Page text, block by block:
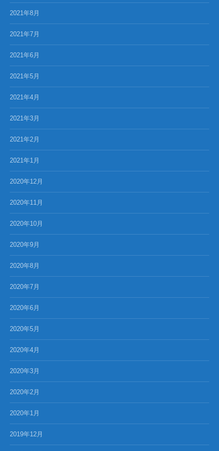
2021年8月
2021年7月
2021年6月
2021年5月
2021年4月
2021年3月
2021年2月
2021年1月
2020年12月
2020年11月
2020年10月
2020年9月
2020年8月
2020年7月
2020年6月
2020年5月
2020年4月
2020年3月
2020年2月
2020年1月
2019年12月